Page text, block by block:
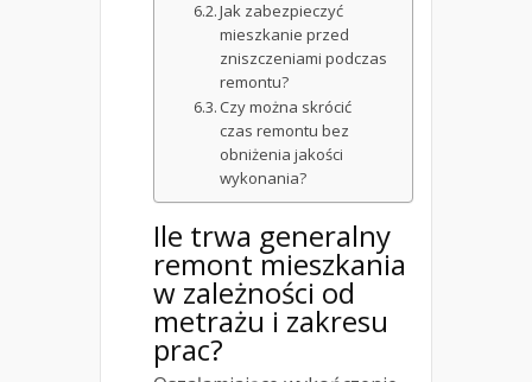
Jak zabezpieczyć
mieszkanie przed
zniszczeniami podczas
remontu?
Czy można skrócić
czas remontu bez
obniżenia jakości
wykonania?
Ile trwa generalny
remont mieszkania
w zależności od
metrażu i zakresu
prac?